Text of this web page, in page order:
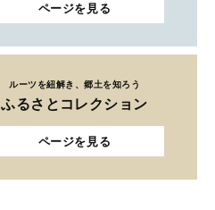
ページを見る
ルーツを紐解き、郷土を知ろう
ふるさとコレクション
ページを見る